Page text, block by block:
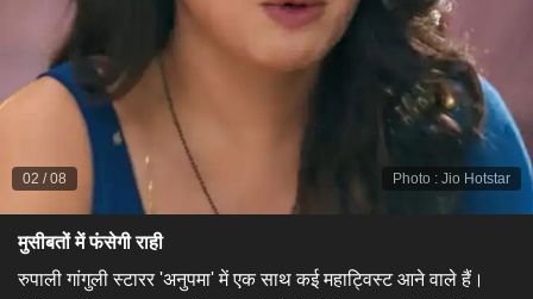
Photo : Jio Hotstar
02 /08
मुसीबतों में फंसेगी राही
​रुपाली गांगुली स्टारर 'अनुपमा' में एक साथ कई महाट्विस्ट आने वाले हैं।